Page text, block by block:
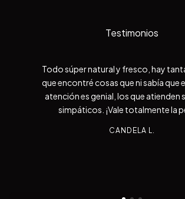
Testimonios
Todo súper natural y fresco, hay
que encontré cosas que ni sabía que
atención es genial, los que atienden
simpáticos. ¡Vale totalmente la
CANDELA L.